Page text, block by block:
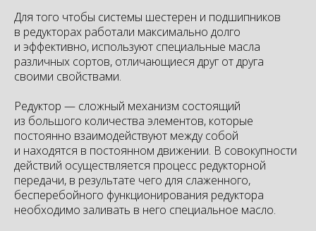
Для того чтобы системы шестерен и подшипников
в редукторах работали максимально долго
и эффективно, используют специальные масла
различных сортов, отличающиеся друг от друга
своими свойствами.
Редуктор — сложный механизм состоящий
из большого количества элементов, которые
постоянно взаимодействуют между собой
и находятся в постоянном движении. В совокупности
действий осуществляется процесс редукторной
передачи, в результате чего для слаженного,
бесперебойного функционирования редуктора
необходимо заливать в него специальное масло.